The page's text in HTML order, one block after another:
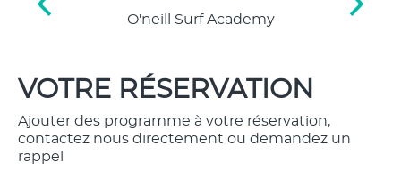
International Organization
VOTRE RÉSERVATION
Ajouter des programme à votre réservation,
contactez nous directement ou demandez un
rappel